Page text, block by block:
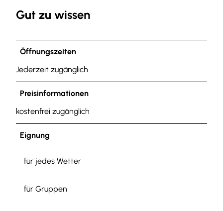
Gut zu wissen
Öffnungszeiten
Jederzeit zugänglich
Preisinformationen
kostenfrei zugänglich
Eignung
für jedes Wetter
für Gruppen